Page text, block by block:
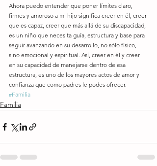
Ahora puedo entender que poner límites claro,
firmes y amoroso a mi hijo significa creer en él, creer
que es capaz, creer que más allá de su discapacidad,
es un niño que necesita guía, estructura y base para
seguir avanzando en su desarrollo, no sólo físico,
sino emocional y espiritual. Así, creer en él y creer
en su capacidad de manejarse dentro de esa
estructura, es uno de los mayores actos de amor y
confianza que como padres le podes ofrecer.
#Familia
Familia